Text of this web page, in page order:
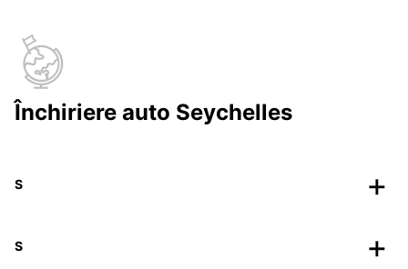
Închiriere auto Seychelles
S
S